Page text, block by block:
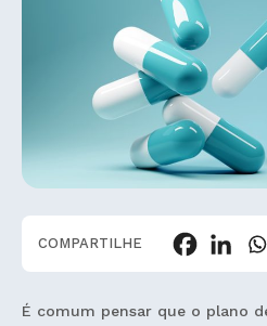
COMPARTILHE
É comum pensar que o plano